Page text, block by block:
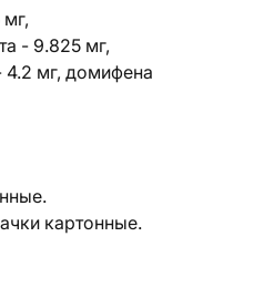
- 9.825 мг,
4.2 мг, домифена
картонные.